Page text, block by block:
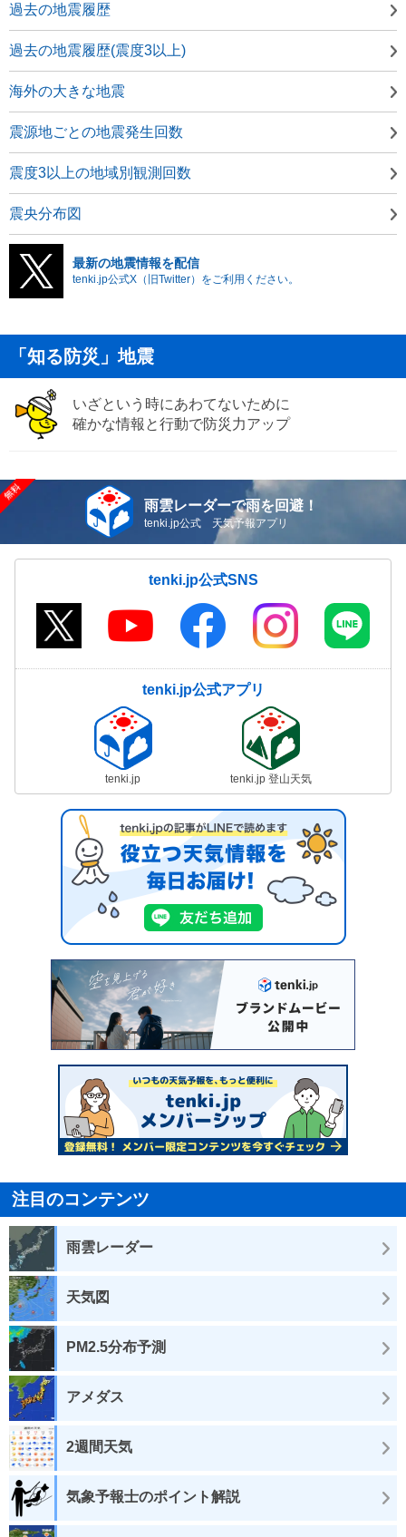
過去の地震履歴
過去の地震履歴(震度3以上)
海外の大きな地震
震源地ごとの地震発生回数
震度3以上の地域別観測回数
震央分布図
最新の地震情報を配信
tenki.jp公式X（旧Twitter）をご利用ください。
「知る防災」地震
いざという時にあわてないために
確かな情報と行動で防災力アップ
雨雲レーダーで雨を回避！
tenki.jp公式 天気予報アプリ
tenki.jp公式SNS
tenki.jp公式アプリ
tenki.jp tenki.jp 登山天気
注目のコンテンツ
雨雲レーダー
天気図
PM2.5分布予測
アメダス
2週間天気
気象予報士のポイント解説